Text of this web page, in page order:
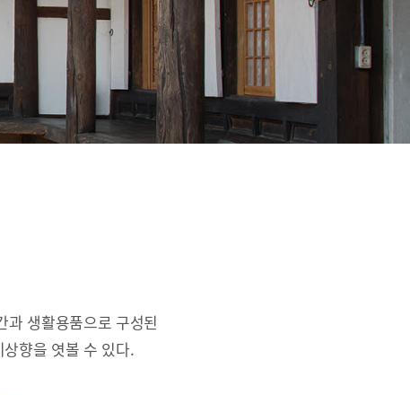
과 생활용품으로 구성된
향을 엿볼 수 있다.